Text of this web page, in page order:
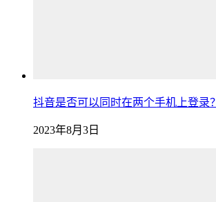
抖音是否可以同时在两个手机上登录？
2023年8月3日